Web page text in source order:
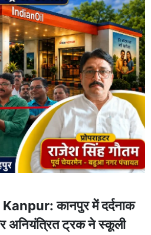
कानपुर में दर्दनाक
अनियंत्रित ट्रक ने स्कूली